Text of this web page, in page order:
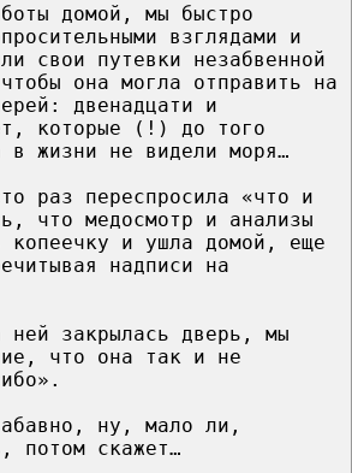
домой, мы быстро
взглядами и
свои путевки незабвенной
она могла отправить на
двенадцати и
которые (!) до того
в жизни не видели моря…
раз переспросила «что и
что медосмотр и анализы
копеечку и ушла домой, еще
надписи на
ней закрылась дверь, мы
что она так и не
ну, мало ли,
потом скажет…